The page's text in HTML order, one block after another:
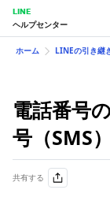
LINE
ヘルプセンター
ホーム LINEの引き継
電話番号
号（SMS
共有する